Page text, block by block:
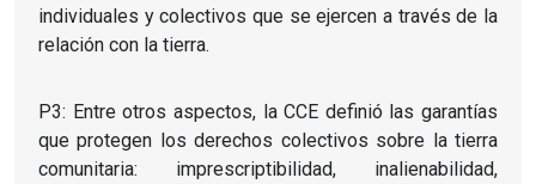
individuales y colectivos que se ejercen a través de la
relación con la tierra.
P3: Entre otros aspectos, la CCE definió las garantías
que protegen los derechos colectivos sobre la tierra
comunitaria: imprescriptibilidad, inalienabilidad,